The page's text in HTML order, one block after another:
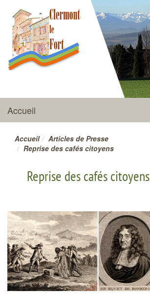
CLERMONT-LE-FORT
Accueil
Accueil
Articles de Presse
Reprise des cafés citoyens
Reprise des cafés citoyens